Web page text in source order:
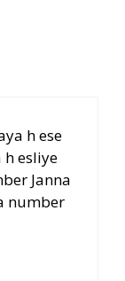
h ese
h esliye
Janna
number